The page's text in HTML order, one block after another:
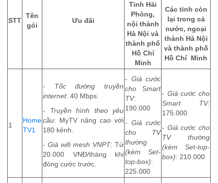
STT
Tên
gói
Ưu đãi
Tỉnh Hải
Phòng,
nội thành
Hà Nội và
thành phố
Hồ Chí
Minh
Các tỉnh còn
lại trong cả
nước, ngoại
thành Hà Nội
và thành phố
Hồ Chí Minh
1
Home
TV1
- Tốc đường truyền
internet: 40 Mbps.
- Truyền hình theo yêu
cầu: MyTV nâng cao với
180 kênh.
- Giá wifi mesh VNPT: Từ
20.000 VNĐ/tháng khi
đóng cước trước.
- Giá cước
cho Smart
TV:
190.000
- Giá cước
cho TV
thường
(kèm Set-
top-box):
225.000
- Giá cước cho
Smart TV:
175.000
- Giá cước cho
TV thường
(kèm Set-top-
box): 210.000